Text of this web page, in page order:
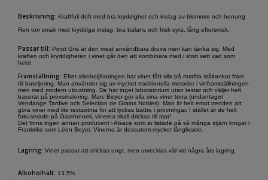
Beskrivning: Kraftfull doft med bra kryddighet och inslag av blommor och honung
Ren torr smak med kryddiga inslag, bra balans och frisk syra, lång eftersmak.
Passar till: Pinot Gris är den mest användbara druva men kan tänka sig. Med
kraften och kryddigheten i vinet går den att kombinera med i stort sett vad som
helst.
Framställning: Efter alkoholjäsningen har vinet fått vila på rostfria ståltankar fram
till buteljering. Man använder sig av mycket traditionella metoder i vinframställningen
men med modern utrustning. De har inget laboratorium utan testar och väljer helt
baserat på provsmakning. Marc Beyer gör alla sina viner torra (undantaget
Vendange Tardive och Selection de Grains Nobles). Man är helt emot trenden att
göra viner med lite restsötma för att lyckas bättre i provningar. I stället är de helt
fokuserade på Gastronomi, vinerna skall drickas till mat!
Det finns ingen annan producent i Alsace som är listade på så många stjärn krogar i
Frankrike som Léon Beyer. Vinerna är dessutom mycket långlivade.
Lagring: Vinet passar att drickas ungt, men utvecklas väl vid några års lagring.
Alkoholhalt: 13.5%